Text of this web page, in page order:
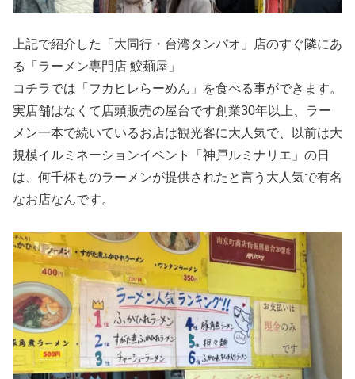
上記で紹介した「大同行・台湾タンパオ」店のすぐ隣にあ
る「ラーメン専門店 鮫麺屋」
コチラでは「フカヒレらーめん」を食べる事ができます。
実店舗はなくて店頭販売の屋台です創業30年以上、ラー
メン一本で続いているお店は観光客に大人気で、以前は大
規模イルミネーションイベント「神戸ルミナリエ」の日
は、何千杯ものラーメンが提供されたと言う大人気で有名
なお店なんです。